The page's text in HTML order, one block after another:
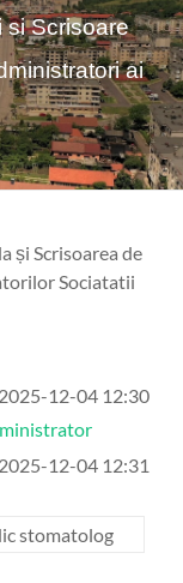
si Scrisoare
ai
și Scrisoarea de
Sociatatii
12-04 12:30
12-04 12:31
stomatolog